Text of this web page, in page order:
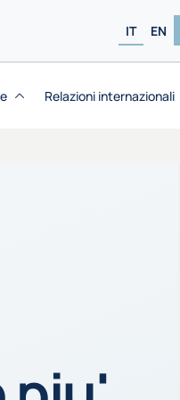
IT EN
Relazioni internazionali